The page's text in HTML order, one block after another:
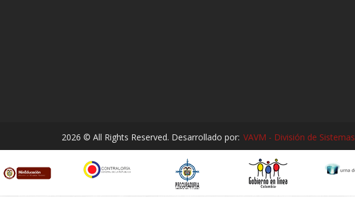
2026 © All Rights Reserved. Desarrollado por: VAVM - División de Sistemas